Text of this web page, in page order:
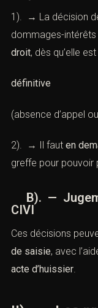
1). → La décision
dommages-
droit, dès qu’elle est
définitive
(absence d’appel
2). → Il faut en
greffe pour pouvoir
B). —
CIVI
Ces décisions
de saisie, avec
acte d’huissier.